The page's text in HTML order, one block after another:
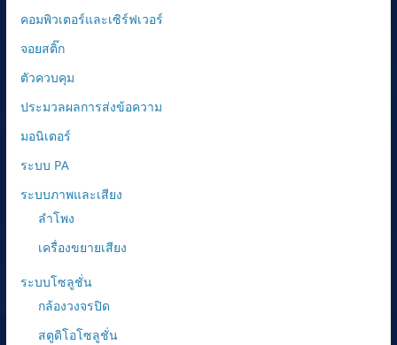
คอมพิวเตอร์และเซิร์ฟเวอร์
จอยสติ๊ก
ตัวควบคุม
ประมวลผลการส่งข้อความ
มอนิเตอร์
ระบบ PA
ระบบภาพและเสียง
ลำโพง
เครื่องขยายเสียง
ระบบโซลูชั่น
กล้องวงจรปิด
สตูดิโอโซลูชั่น